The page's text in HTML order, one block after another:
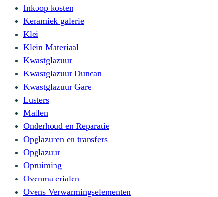
Inkoop kosten
Keramiek galerie
Klei
Klein Materiaal
Kwastglazuur
Kwastglazuur Duncan
Kwastglazuur Gare
Lusters
Mallen
Onderhoud en Reparatie
Opglazuren en transfers
Opglazuur
Opruiming
Ovenmaterialen
Ovens Verwarmingselementen